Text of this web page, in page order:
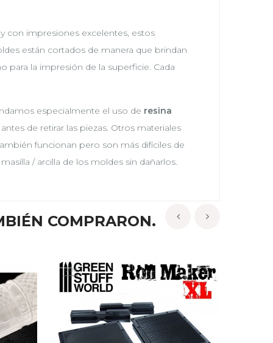
con impresiones excelentes, estos
están cortados de manera que brindan
para la impresión de la superficie. Cada
especialmente el uso de resina
de retirar las piezas. Otros materiales
funcionan pero son más difíciles de
/ arcilla de los moldes sin dañarlos.
COMPRARON.
-20%